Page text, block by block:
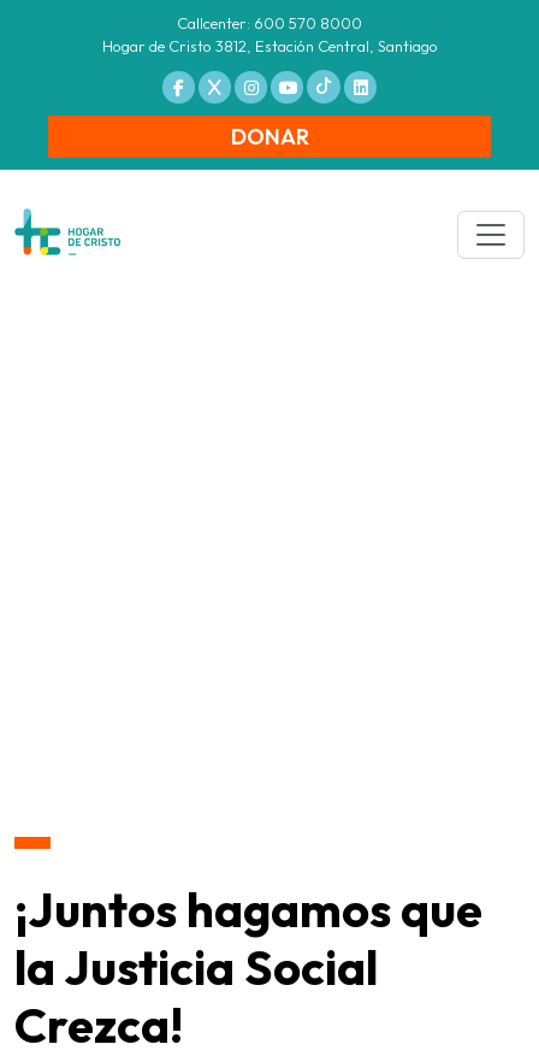
Callcenter: 600 570 8000
Hogar de Cristo 3812, Estación Central, Santiago
DONAR
¡Juntos hagamos que
la Justicia Social
Crezca!